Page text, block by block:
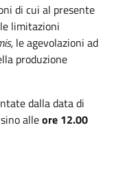
di cui al presente
limitazioni
le agevolazioni ad
produzione
dalla data di
alleore 12.00